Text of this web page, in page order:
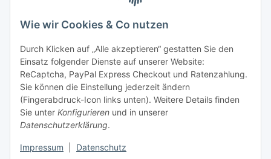
Tel: +49 (0) 5132 8230689
E-Mail:mail@texcorner.de
Wie wir Cookies & Co nutzen
Durch Klicken auf „Alle akzeptieren“ gestatten Sie den
Einsatz folgender Dienste auf unserer Website:
ReCaptcha, PayPal Express Checkout und Ratenzahlung.
Sie können die Einstellung jederzeit ändern
(Fingerabdruck-Icon links unten). Weitere Details finden
Sie unter Konfigurieren und in unserer
Datenschutzerklärung.
Impressum Datenschutz